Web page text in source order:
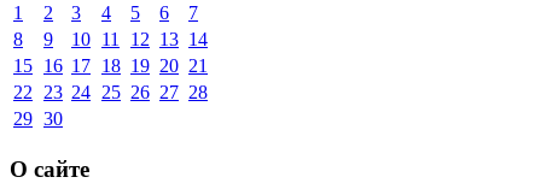
1
2 3 4 5 6
7
8
9 10 11 12 13 14
15 16 17 18 19 20 21
22
23 24 25 26 27 28
29 30
О сайте